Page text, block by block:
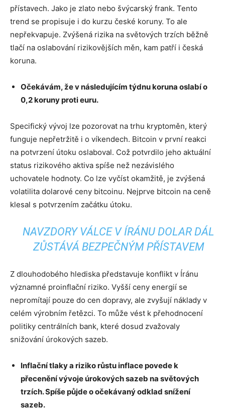
přístavech. Jako je zlato nebo švýcarský frank. Tento
trend se propisuje i do kurzu české koruny. To ale
nepřekvapuje. Zvýšená rizika na světových trzích běžně
tlačí na oslabování rizikovějších měn, kam patří i česká
koruna.
Očekávám, že v následujícím týdnu koruna oslabí o
0,2 koruny proti euru.
Specifický vývoj lze pozorovat na trhu kryptoměn, který
funguje nepřetržitě i o víkendech. Bitcoin v první reakci
na potvrzení útoku oslaboval. Což potvrdilo jeho aktuální
status rizikového aktiva spíše než nezávislého
uchovatele hodnoty. Co lze vyčíst okamžitě, je zvýšená
volatilita dolarové ceny bitcoinu. Nejprve bitcoin na ceně
klesal s potvrzením začátku útoku.
NAVZDORY VÁLCE V ÍRÁNU DOLAR DÁL
ZŮSTÁVÁ BEZPEČNÝM PŘÍSTAVEM
Z dlouhodobého hlediska představuje konflikt v Íránu
významné proinflační riziko. Vyšší ceny energií se
nepromítají pouze do cen dopravy, ale zvyšují náklady v
celém výrobním řetězci. To může vést k přehodnocení
politiky centrálních bank, které dosud zvažovaly
snižování úrokových sazeb.
Inflační tlaky a riziko růstu inflace povede k
přecenění vývoje úrokových sazeb na světových
trzích. Spíše půjde o očekávaný odklad snížení
sazeb.